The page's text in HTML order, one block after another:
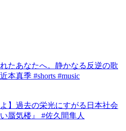
たあなたへ。静かなる反逆の歌
本真季 #shorts #music
】過去の栄光にすがる日本社会
蜃気楼』 #佐久間隼人